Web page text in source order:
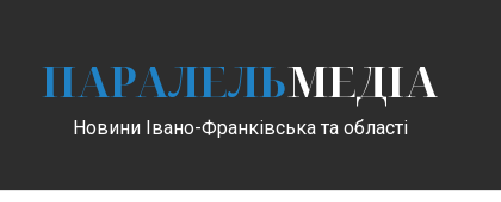
ПАРАЛЕЛЬМЕДІА
Новини Івано-Франківська та області